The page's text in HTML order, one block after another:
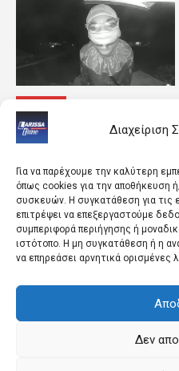
Διαχείριση
Για να παρέχουμε την καλύτερη
όπως cookies για την αποθήκευση
συσκευών. Η συγκατάθεση για τις
επιτρέψει να επεξεργαστούμε
συμπεριφορά περιήγησης ή
ιστότοπο. Η μη συγκατάθεση ή η
να επηρεάσει αρνητικά ορισμένες
Δεν
ΚΟΣΜΟΣ
Ιλινόις: Έφηβος ντυμένος
κλόουν κατηγορείται για
βετεράνου
ΑΓΡΟΤΙΚΑ ΝΕΑ
Η DiscoPlus RT 500 Pro